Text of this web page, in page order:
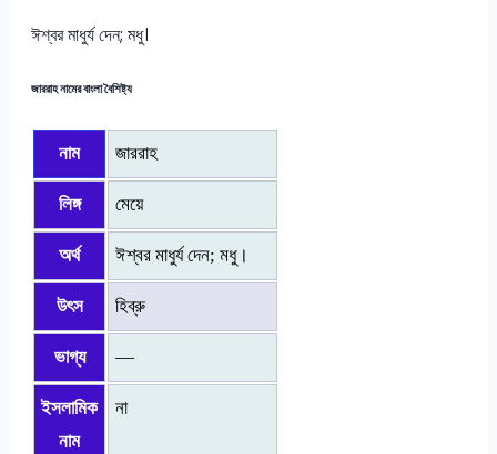
ঈশ্বর মাধুর্য দেন; মধু।
জাররাহ নামের বাংলা বৈশিষ্ট্য
নাম জাররাহ
লিঙ্গ মেয়ে
অর্থ ঈশ্বর মাধুর্য দেন; মধু।
উৎস হিব্রু
ভাগ্য —
ইসলামিক
নাম
না